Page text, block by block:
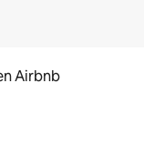
Airbnb